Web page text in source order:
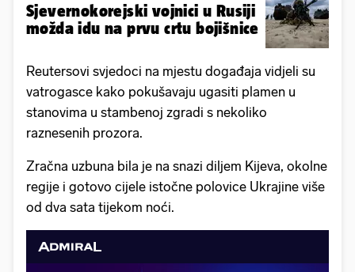
Sjevernokorejski vojnici u Rusiji
možda idu na prvu crtu bojišnice
Reutersovi svjedoci na mjestu događaja vidjeli su
vatrogasce kako pokušavaju ugasiti plamen u
stanovima u stambenoj zgradi s nekoliko
raznesenih prozora.
Zračna uzbuna bila je na snazi diljem Kijeva, okolne
regije i gotovo cijele istočne polovice Ukrajine više
od dva sata tijekom noći.